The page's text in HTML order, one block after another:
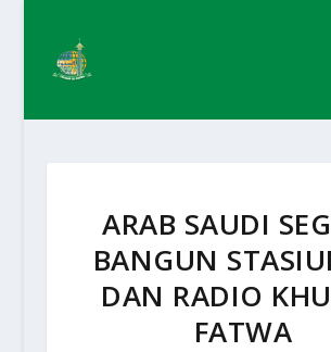
ARAB SAUDI
BANGUN
DAN RADIO
FATWA